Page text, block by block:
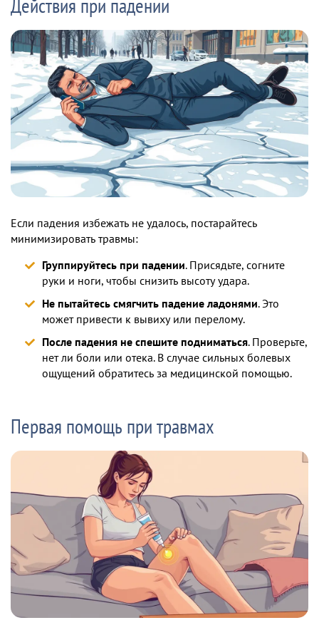
Если падения избежать не удалось, постарайтесь
минимизировать травмы:
Группируйтесь при падении. Присядьте, согните
руки и ноги, чтобы снизить высоту удара.
Не пытайтесь смягчить падение ладонями. Это
может привести к вывиху или перелому.
После падения не спешите подниматься. Проверьте,
нет ли боли или отека. В случае сильных болевых
ощущений обратитесь за медицинской помощью.
Первая помощь при травмах